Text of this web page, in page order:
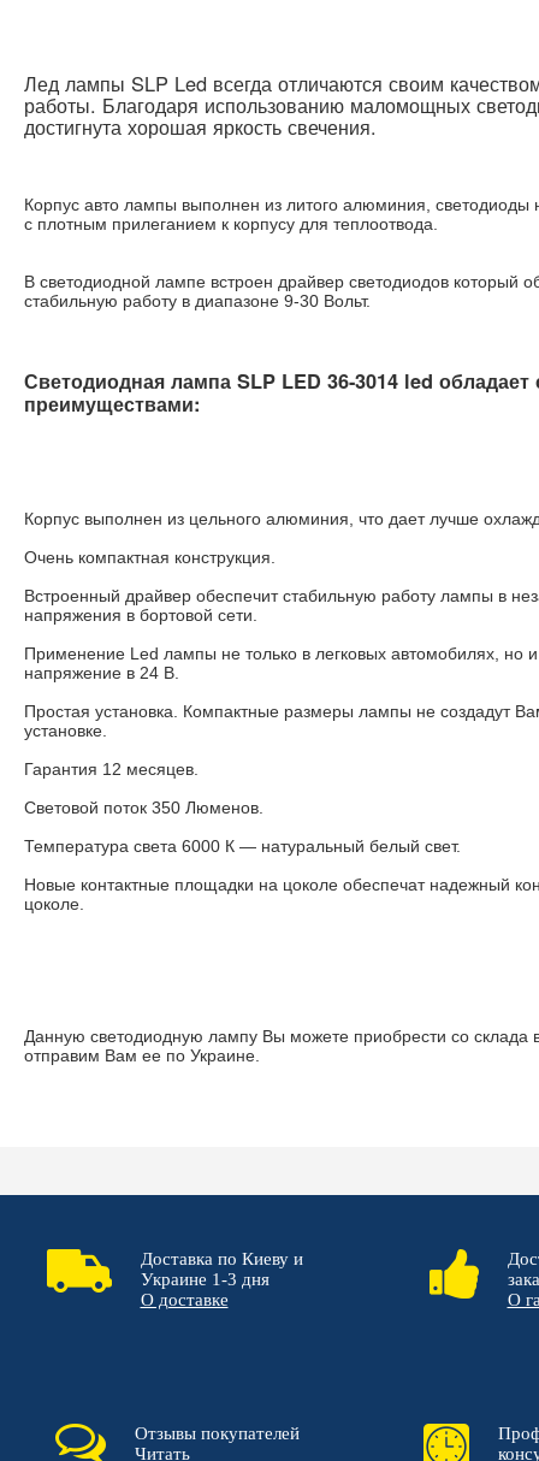
Лед лампы SLP Led всегда отличаются своим
работы. Благодаря использованию маломощных
достигнута хорошая яркость свечения.
Корпус авто лампы выполнен из литого алюминия, светодиоды
с плотным прилеганием к корпусу для теплоотвода.
В светодиодной лампе встроен драйвер светодиодов который
стабильную работу в диапазоне 9-30 Вольт.
Светодиодная лампа SLP LED 36-3014 led
преимуществами:
Корпус выполнен из цельного алюминия, что дает лучше
Очень компактная конструкция.
Встроенный драйвер обеспечит стабильную работу лампы в
напряжения в бортовой сети.
Применение Led лампы не только в легковых автомобилях, но
напряжение в 24 В.
Простая установка. Компактные размеры лампы не создадут
установке.
Гарантия 12 месяцев.
Световой поток 350 Люменов.
Температура света 6000 К ― натуральный белый свет.
Новые контактные площадки на цоколе обеспечат надежный
цоколе.
Данную светодиодную лампу Вы можете приобрести со склада
отправим Вам ее по Украине.
Доставка по Киеву и
Украине 1-3 дня
О доставке
О
Отзывы покупателей
Читать